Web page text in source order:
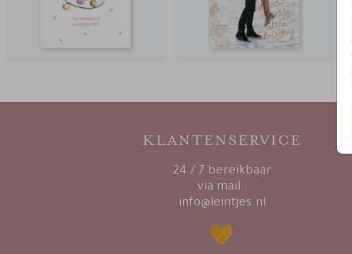
KLANTENSERVICE
24 / 7 bereikbaar
via mail :
info@leintjes.nl